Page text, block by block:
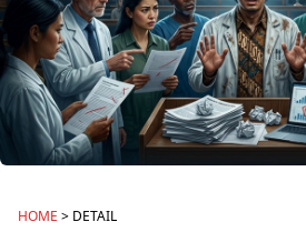
HOME > DETAIL